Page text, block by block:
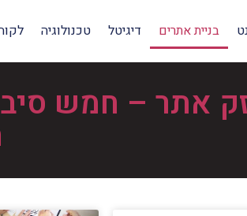
בניית אתרים דיגיטל טכנולוגיה
אתר – חמש